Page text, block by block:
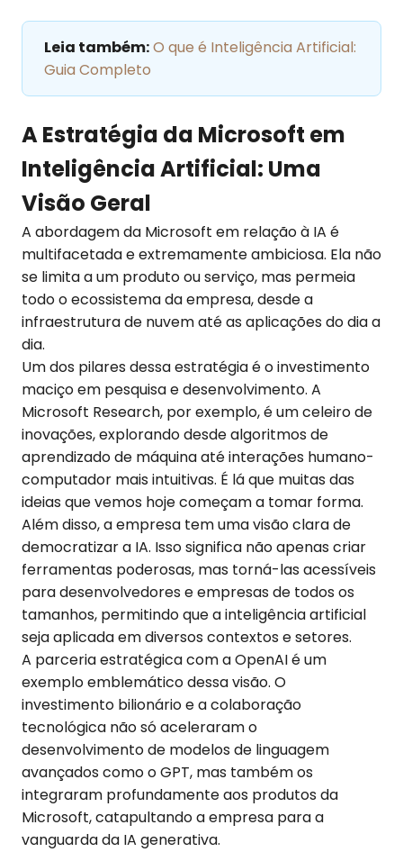
Leia também:O que é Inteligência Artificial:
Guia Completo
A Estratégia da Microsoft em
Inteligência Artificial: Uma
Visão Geral
A abordagem da Microsoft em relação à IA é
multifacetada e extremamente ambiciosa. Ela não
se limita a um produto ou serviço, mas permeia
todo o ecossistema da empresa, desde a
infraestrutura de nuvem até as aplicações do dia a
dia.
Um dos pilares dessa estratégia é o investimento
maciço em pesquisa e desenvolvimento. A
Microsoft Research, por exemplo, é um celeiro de
inovações, explorando desde algoritmos de
aprendizado de máquina até interações humano-
computador mais intuitivas. É lá que muitas das
ideias que vemos hoje começam a tomar forma.
Além disso, a empresa tem uma visão clara de
democratizar a IA. Isso significa não apenas criar
ferramentas poderosas, mas torná-las acessíveis
para desenvolvedores e empresas de todos os
tamanhos, permitindo que a inteligência artificial
seja aplicada em diversos contextos e setores.
A parceria estratégica com a OpenAI é um
exemplo emblemático dessa visão. O
investimento bilionário e a colaboração
tecnológica não só aceleraram o
desenvolvimento de modelos de linguagem
avançados como o GPT, mas também os
integraram profundamente aos produtos da
Microsoft, catapultando a empresa para a
vanguarda da IA generativa.